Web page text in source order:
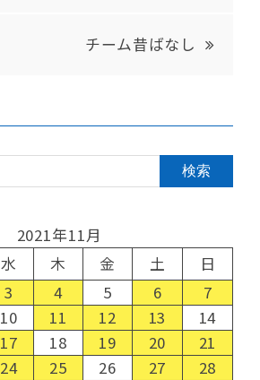
チーム昔ばなし
2021年11月
水 木 金 土
日
3 4 5 6
7
10 11 12 13
14
17 18 19 20
21
24 25 26 27
28